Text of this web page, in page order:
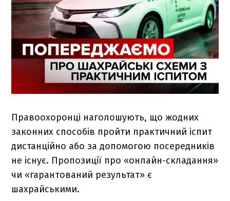
Правоохоронці наголошують, що жодних
законних способів пройти практичний іспит
дистанційно або за допомогою посередників
не існує. Пропозиції про «онлайн-складання»
чи «гарантований результат» є
шахрайськими.